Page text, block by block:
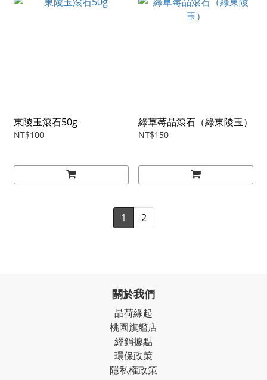
東陵玉滾石50g
NT$100
綠草莓晶滾石（綠東陵玉）
NT$150
1 2
關於我們
晶荷緣起
桃園旗艦店
經銷據點
環保政策
隱私權政策